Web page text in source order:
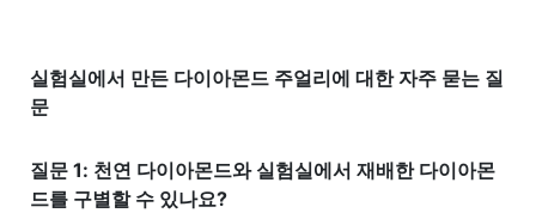
실험실에서 만든 다이아몬드 주얼리에 대한 자주 묻는 질
문
질문 1: 천연 다이아몬드와 실험실에서 재배한 다이아몬
드를 구별할 수 있나요?